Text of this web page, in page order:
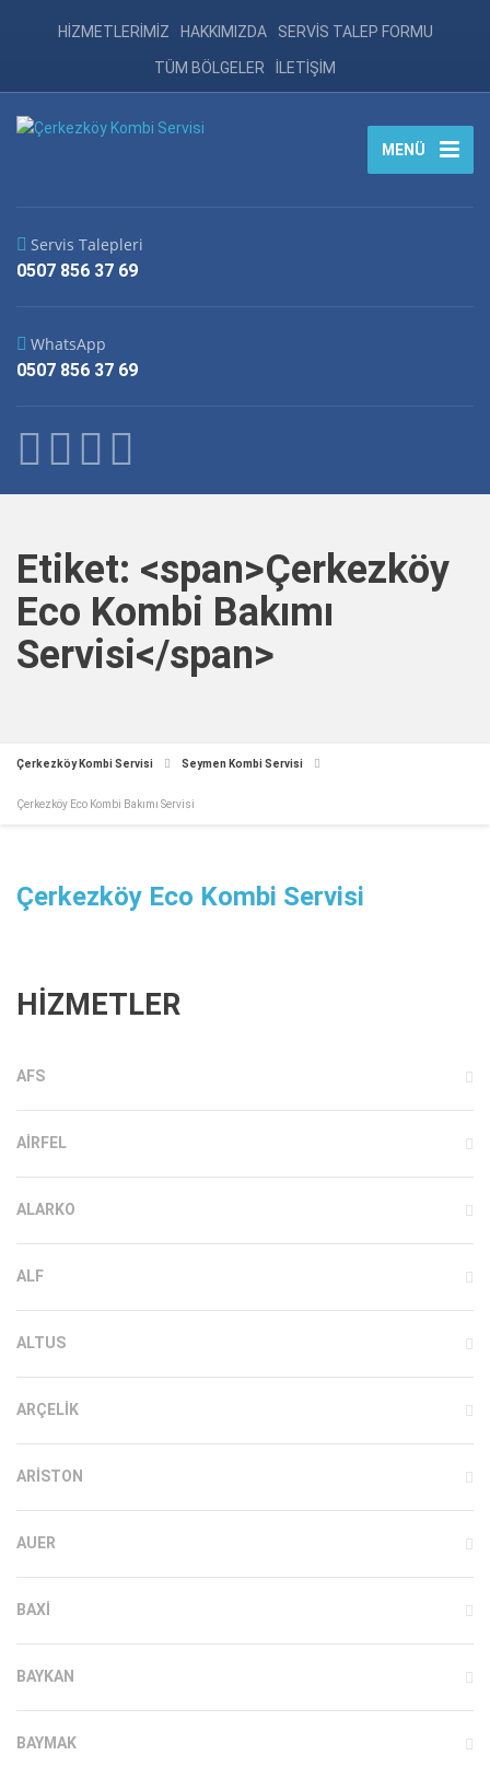
HİZMETLERİMİZ HAKKIMIZDA SERVİS TALEP FORMU
TÜM BÖLGELER İLETİŞİM
MENÜ
Servis Talepleri
0507 856 37 69
WhatsApp
0507 856 37 69
Etiket: <span>Çerkezköy
Eco Kombi Bakımı
Servisi</span>
Çerkezköy Kombi Servisi Seymen Kombi Servisi
Çerkezköy Eco Kombi Bakımı Servisi
Çerkezköy Eco Kombi Servisi
HİZMETLER
AFS
AIRFEL
ALARKO
ALF
ALTUS
ARÇELIK
ARISTON
AUER
BAXI
BAYKAN
BAYMAK